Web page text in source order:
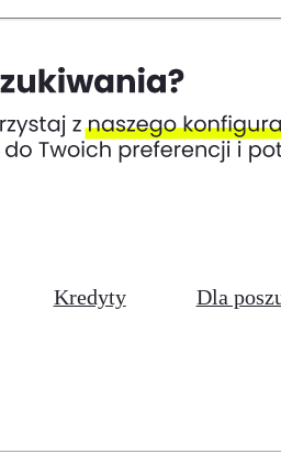
Kredyty Dla